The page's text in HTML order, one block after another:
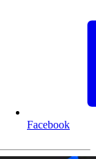
Facebook